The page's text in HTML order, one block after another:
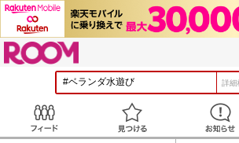
詳細
見つける